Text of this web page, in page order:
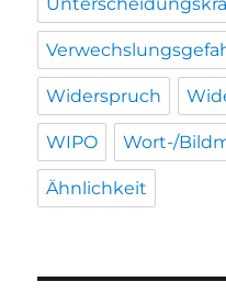
Widerspruch
WIPO Wort-/
Ähnlichkeit